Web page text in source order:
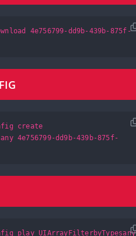
4e756799-dd9b-439b-875f-
create
4e756799-dd9b-439b-875f-
play UIArrayFilterbyTypesany